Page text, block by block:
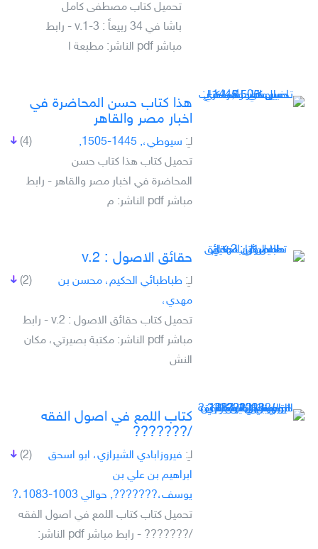
تحميل كتاب مصطفى كامل
باشا في 34 ربيعاً : v.1-3 - رابط
مباشر pdf الناشر: مطبعة ا
هذا كتاب حسن المحاضرة في
اخبار مصر والقاهر
(4) لـِ: سيوطي،, 1445-1505,
تحميل كتاب هذا كتاب حسن
المحاضرة في اخبار مصر والقاهر - رابط
مباشر pdf الناشر: م
حقائق الاصول : v.2
(2) لـِ: طباطبائي الحكيم، محسن بن
مهدي،
تحميل كتاب حقائق الاصول : v.2 - رابط
مباشر pdf الناشر: مكتبة بصيرتي، مكان
النش
كتاب اللمع في اصول الفقه
/???????
(2) لـِ: فيروزابادي الشيرازي، ابو اسحق
ابراهيم بن علي بن
يوسف،???????, حوالي 1003-1083،?
تحميل كتاب كتاب اللمع في اصول الفقه
/??????? - رابط مباشر pdf الناشر: